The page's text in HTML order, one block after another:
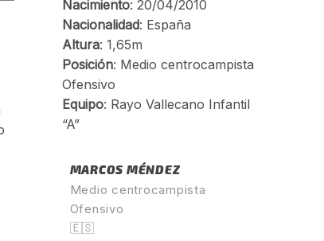
MARCOS MÉNDEZ
Medio centrocampista
Ofensivo
🇪🇸